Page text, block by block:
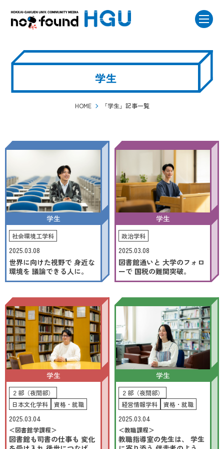
2026.8.8 (SAT)-9
お申し込み・詳細
資料請求 友だち追加
北海学園大学 アクセス お問い合わせ
学生
HOME 「学生」記事一覧
学生
社会環境工学科
2025.03.08
世界に向けた視野で 身近な
環境を 議論できる人に。
学生
政治学科
2025.03.08
図書館通いと 大学のフォロ
ーで 国税の難関突破。
学生
２部（夜間部）
日本文化学科
資格・就職
2025.03.04
＜図書館学課程＞
図書館も司書の仕事も 変化
学生
２部（夜間部）
経営情報学科
資格・就職
2025.03.04
＜教職課程＞
教職指導室の先生は、 学生